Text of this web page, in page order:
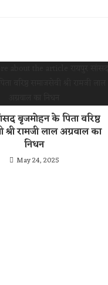
बृजमोहन के पिता वरिष्ठ
रामजी लाल अग्रवाल का
निधन
May 24, 2025